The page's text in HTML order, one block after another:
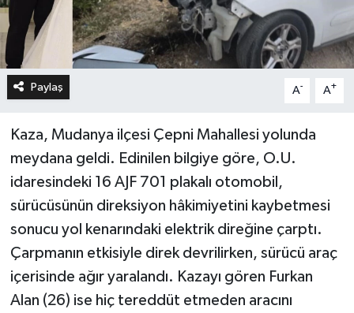
Paylaş A- A+
Kaza, Mudanya ilçesi Çepni Mahallesi yolunda
meydana geldi. Edinilen bilgiye göre, O.U.
idaresindeki 16 AJF 701 plakalı otomobil,
sürücüsünün direksiyon hâkimiyetini kaybetmesi
sonucu yol kenarındaki elektrik direğine çarptı.
Çarpmanın etkisiyle direk devrilirken, sürücü araç
içerisinde ağır yaralandı. Kazayı gören Furkan
Alan (26) ise hiç tereddüt etmeden aracını